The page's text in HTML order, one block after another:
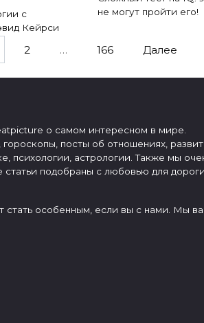
с
Кейрси
не могут пройти его!
2 … 166 Далее
о самом интересном в мире.
посты об отношениях,
психологии, астрологии. Также мы
подобраны с любовью для
стать особенным, если вы с нами. Мы